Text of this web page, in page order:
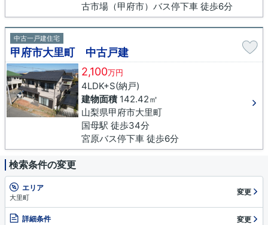
古市場（甲府市）バス停下車 徒歩6分
中古一戸建住宅
甲府市大里町 中古戸建
2,100万円
4LDK+S(納戸)
建物面積142.42㎡
山梨県甲府市大里町
国母駅 徒歩34分
宮原バス停下車 徒歩6分
検索条件の変更
エリア
大里町
変更
詳細条件 変更